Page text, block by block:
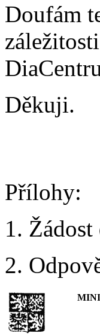
Doufám
Děkuji.
Přílohy:
1.
2.